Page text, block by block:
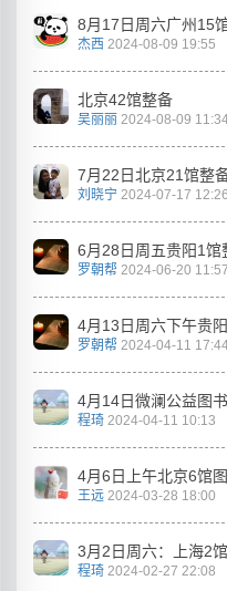
8月17日周六广州15
杰西 2024-08-09 19:55
北京42馆整备
吴丽丽 2024-08-09
7月22日北京21馆整
刘晓宁 2024-07-17 12:26
6月28日周五贵阳1馆
罗朝帮 2024-06-20 11:57
4月13日周六下午贵
罗朝帮 2024-04-11
4月14日微澜公益图
程琦 2024-04-11 10:13
4月6日上午北京6馆
王远 2024-03-28 18:00
3月2日周六：上海2
程琦 2024-02-27 22:08